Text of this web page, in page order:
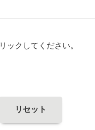
クしてください。
リセット